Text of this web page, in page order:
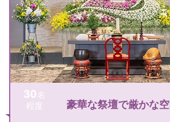
30名
程度
豪華な祭壇で厳かな